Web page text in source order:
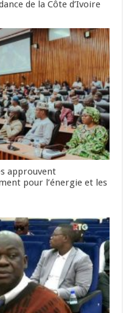
de la Côte d’Ivoire
approuvent
pour l’énergie et les